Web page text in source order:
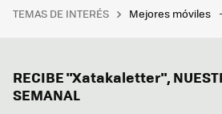
TEMAS DE INTERÉS Mejores móviles
RECIBE "Xatakaletter",
SEMANAL